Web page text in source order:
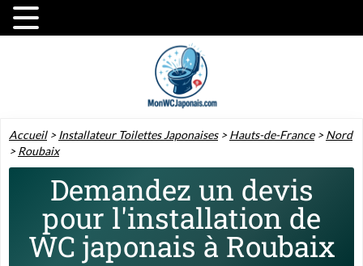
Accueil>Installateur Toilettes Japonaises>Hauts-de-France>Nord
>Roubaix
Demandez un devis
pour l'installation de
WC japonais à Roubaix